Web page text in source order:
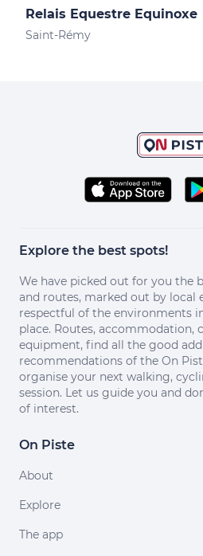
Relais Equestre Equinoxe
Saint-Rémy
Explore the best spots!
We have picked out for you the
and routes, marked out by local
respectful of the environments
place. Routes, accommodation,
equipment, find all the good
recommendations of the On
organise your next walking,
session. Let us guide you and
of interest.
On Piste
About
Explore
The app